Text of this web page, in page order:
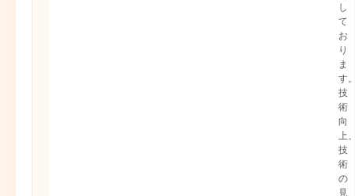
し
て
お
り
ま
す
技
術
向
上
技
術
の
見